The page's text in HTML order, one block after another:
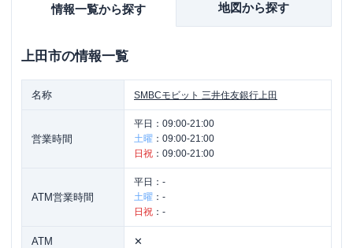
情報一覧から探す 地図から探す
上田市の情報一覧
名称 SMBCモビット 三井住友銀行上田
営業時間
平日： 09:00-21:00
土曜 ： 09:00-21:00
日祝 ： 09:00-21:00
ATM営業時間
平日： -
土曜 ： -
日祝 ： -
ATM ✕